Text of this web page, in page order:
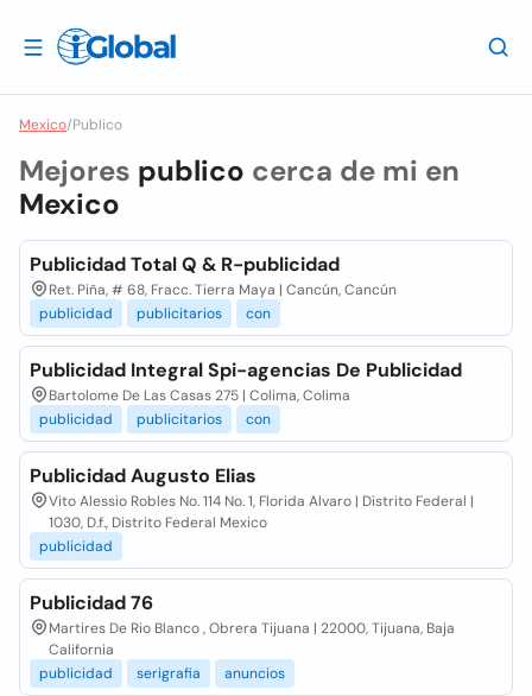
Mexico/Publico
Mejores publico cerca de mi en
Mexico
Publicidad Total Q & R-publicidad
Ret. Piña, # 68, Fracc. Tierra Maya | Cancún, Cancún
publicidad
publicitarios con
Publicidad Integral Spi-agencias De Publicidad
Bartolome De Las Casas 275 | Colima, Colima
publicidad
publicitarios con
Publicidad Augusto Elias
Vito Alessio Robles No. 114 No. 1, Florida Alvaro | Distrito Federal |
1030, D.f., Distrito Federal Mexico
publicidad
Publicidad 76
Martires De Rio Blanco , Obrera Tijuana | 22000, Tijuana, Baja
California
publicidad
serigrafia anuncios